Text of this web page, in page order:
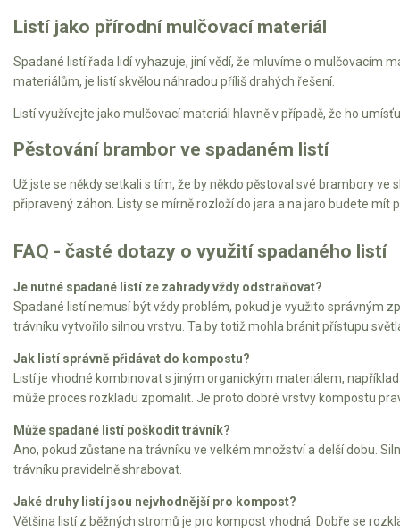
VARI malotraktory
VARI multifunkční nosiče
Sněhové frézy
Vertikutátory
Kultivátory
Vysavače a foukače
Elektrocentrály
Elektrické skútry
Elektrické tříkolky
Elektrické tříkolky pro seniory
Elektrické tříkolky pracovní
Listí jako přírodní mulčovací materiál
Spadané listí řada lidí vyhazuje, jiní vědí, že mluvíme o mulčovacím
materiálům, je listí skvělou náhradou příliš drahých řešení.
Listí využívejte jako mulčovací materiál hlavně v případě, že ho
Pěstování brambor ve spadaném listí
Už jste se někdy setkali s tím, že by někdo pěstoval své brambory
připravený záhon. Listy se mírně rozloží do jara a na jaro budete mít
FAQ - časté dotazy o využití spadaného listí
Je nutné spadané listí ze zahrady vždy odstraňovat?
Spadané listí nemusí být vždy problém, pokud je využito správným
trávníku vytvořilo silnou vrstvu. Ta by totiž mohla bránit přístupu
Jak listí správně přidávat do kompostu?
Listí je vhodné kombinovat s jiným organickým materiálem,
může proces rozkladu zpomalit. Je proto dobré vrstvy kompostu
Může spadané listí poškodit trávník?
Ano, pokud zůstane na trávníku ve velkém množství a delší dobu.
trávníku pravidelně shrabovat.
Jaké druhy listí jsou nejvhodnější pro kompost?
Většina listí z běžných stromů je pro kompost vhodná. Dobře se